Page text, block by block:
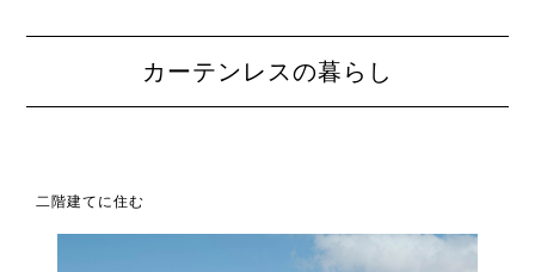
カーテンレスの暮らし
二階建てに住む